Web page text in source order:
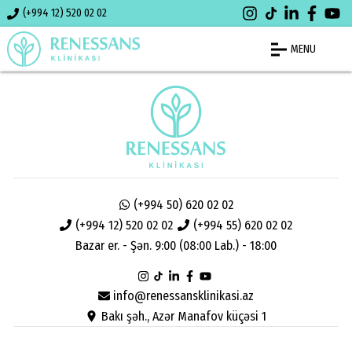
(+994 12) 520 02 02
MENU
info@renessansklinikasi.az
Bakı şəh., Azər Manafov küçəsi 1
(+994 12) 520 02 02 (+994 55) 620 02 02
(+994 50) 620 02 02
Bazar er. - Şən. 9:00 (08:00 Lab.) - 18:00